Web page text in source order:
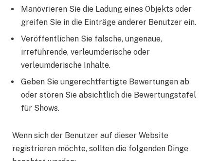
Manövrieren Sie die Ladung eines Objekts oder
greifen Sie in die Einträge anderer Benutzer ein.
Veröffentlichen Sie falsche, ungenaue,
irreführende, verleumderische oder
verleumderische Inhalte.
Geben Sie ungerechtfertigte Bewertungen ab
oder stören Sie absichtlich die Bewertungstafel
für Shows.
Wenn sich der Benutzer auf dieser Website
registrieren möchte, sollten die folgenden Dinge